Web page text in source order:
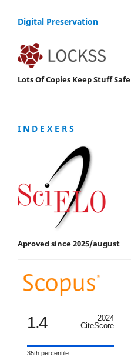
Digital Preservation
Lots Of Copies Keep Stuff Safe
I N D E X E R S
Aproved since 2025/august
1.4
2024
CiteScore
35th percentile